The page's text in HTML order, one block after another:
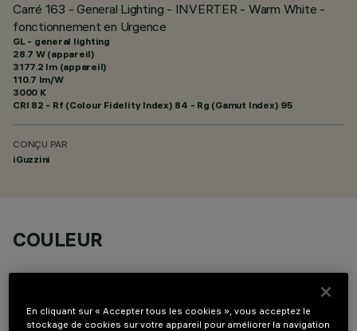
Carré 163 - General Lighting - INVERTER - Warm White -
fonctionnement en Urgence
GL - general lighting
28.7 W (appareil)
3177.2 lm (appareil)
110.7 lm/W
3000 K
CRI 82 - Rf (Colour Fidelity Index) 84 - Rg (Gamut Index) 95
CONÇU PAR
iGuzzini
COULEUR
En cliquant sur « Accepter tous les cookies », vous acceptez le
stockage de cookies sur votre appareil pour améliorer la navigation